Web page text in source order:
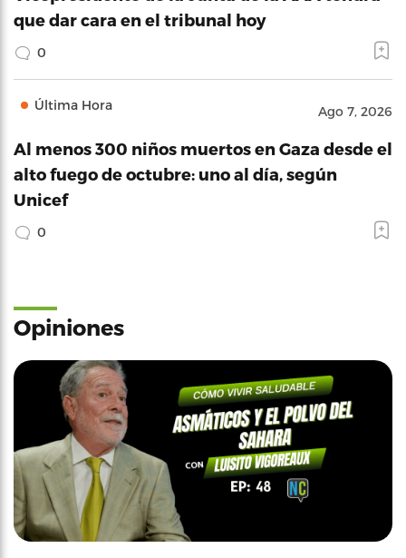
que dar cara en el tribunal hoy
0
Última Hora Ago 7, 2026
Al menos 300 niños muertos en Gaza desde el
alto fuego de octubre: uno al día, según
Unicef
0
Opiniones